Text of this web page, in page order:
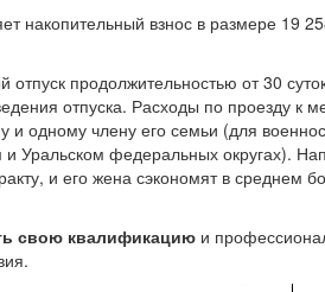
накопительный взнос в размере 19
продолжительностью от 30
отпуска. Расходы по проезду к
и одному члену его семьи (для
Уральском федеральных округах).
и его жена сэкономят в среднем
свою квалификацию и